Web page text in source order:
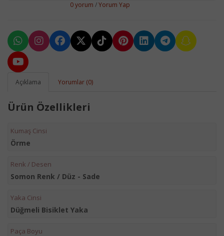
0 yorum /Yorum Yap
Açıklama Yorumlar (0)
Ürün Özellikleri
Kumaş Cinsi
Örme
Renk / Desen
Somon Renk / Düz - Sade
Yaka Cinsi
Düğmeli Bisiklet Yaka
Paça Boyu